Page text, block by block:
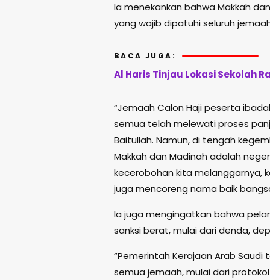
Ia menekankan bahwa Makkah
yang wajib dipatuhi seluruh
BACA JUGA:
Al Haris Tinjau Lokasi Sekolah
“Jemaah Calon Haji peserta
semua telah melewati proses
Baitullah. Namun, di tengah
Makkah dan Madinah adalah
kecerobohan kita melanggarnya,
juga mencoreng nama baik
Ia juga mengingatkan bahwa
sanksi berat, mulai dari denda,
“Pemerintah Kerajaan Arab
semua jemaah, mulai dari